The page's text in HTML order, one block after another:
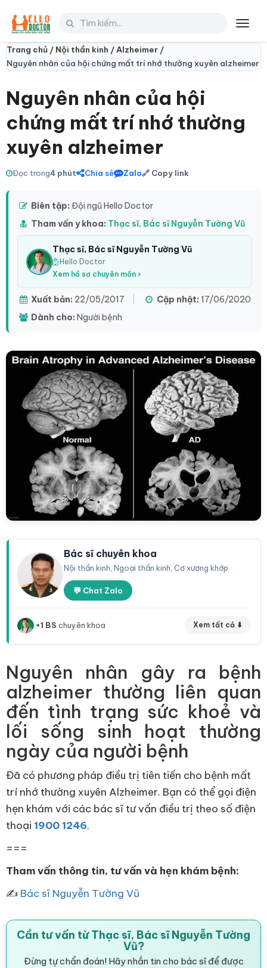
Trang chủ / Nội thần kinh /Alzheimer /
Nguyên nhân của hội chứng mất trí nhớ thường xuyên alzheimer
Nguyên nhân của hội
chứng mất trí nhớ thường
xuyên alzheimer
Đọc trong4 phút Chia sẻ Zalo🔗 Copy link
Biên tập: Đội ngũ Hello Doctor
Tham vấn y khoa: Thạc sĩ, Bác sĩ Nguyễn Tường Vũ
Thạc sĩ, Bác sĩ Nguyễn Tường Vũ
Hello Doctor
Xem hồ sơ chuyên môn ›
Xuất bản: 22/05/2017 Cập nhật: 17/06/2020
Dành cho: Người bệnh
Bác sĩ chuyên khoa
Nội thần kinh, Ngoại thần kinh, Cơ xương khớp
💬 Chat Zalo
+1 BS chuyên khoa Xem tất cả ⬇
Nguyên nhân gây ra bệnh
alzheimer thường liên quan
đến tình trạng sức khoẻ và
lối sống sinh hoạt thường
ngày của người bệnh
Đã có phương pháp điều trị tiên tiến cho bệnh mất
trí nhớ thường xuyên Alzheimer. Bạn có thể gọi điện
hẹn khám với các bác sĩ tư vấn điều trị theo số điện
thoại 1900 1246.
===
Tham vấn thông tin, tư vấn và hẹn khám bệnh:
✍ Bác sĩ Nguyễn Tường Vũ
Cần tư vấn từ Thạc sĩ, Bác sĩ Nguyễn Tường
Vũ?
Đừng tự chẩn đoán! Hãy nhắn tin cho bác sĩ để được